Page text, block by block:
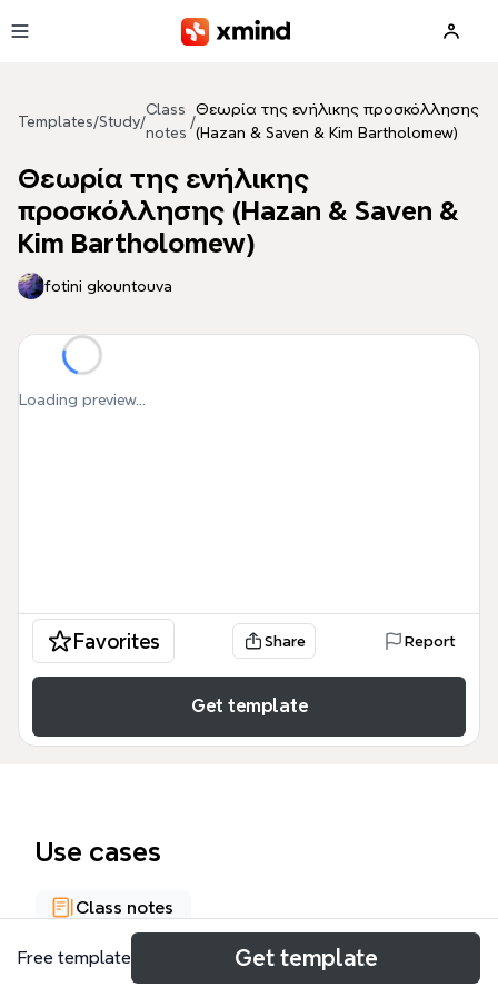
Templates/Study/
Class
notes
/
Θεωρία της ενήλικης προσκόλλησης
(Hazan & Saven & Kim Bartholomew)
Θεωρία της ενήλικης
προσκόλλησης (Hazan & Saven &
Kim Bartholomew)
fotini gkountouva
Loading preview...
Favorites Share Report
Get template
Use cases
Class notes
Free template Get template